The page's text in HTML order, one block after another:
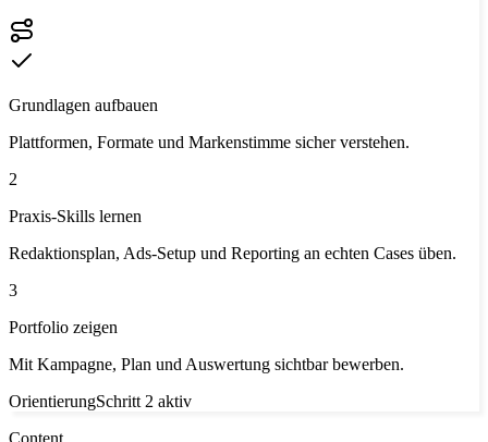
Grundlagen aufbauen
Plattformen, Formate und Markenstimme sicher verstehen.
2
Praxis-Skills lernen
Redaktionsplan, Ads-Setup und Reporting an echten Cases üben.
3
Portfolio zeigen
Mit Kampagne, Plan und Auswertung sichtbar bewerben.
OrientierungSchritt 2 aktiv
Content